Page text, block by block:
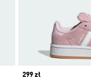
Price
299 zł